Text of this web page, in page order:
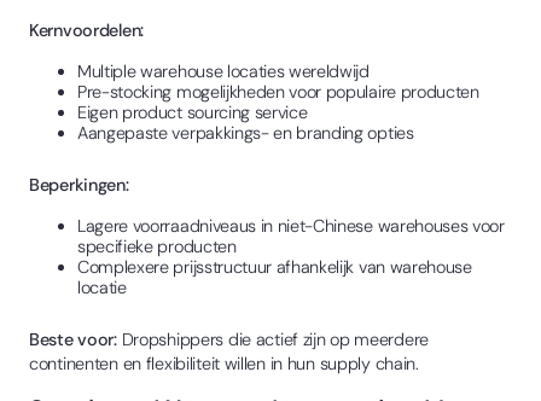
Kernvoordelen:
Multiple warehouse locaties wereldwijd
Pre-stocking mogelijkheden voor populaire producten
Eigen product sourcing service
Aangepaste verpakkings- en branding opties
Beperkingen:
Lagere voorraadniveaus in niet-Chinese warehouses voor
specifieke producten
Complexere prijsstructuur afhankelijk van warehouse
locatie
Beste voor:Dropshippers die actief zijn op meerdere
continenten en flexibiliteit willen in hun supply chain.